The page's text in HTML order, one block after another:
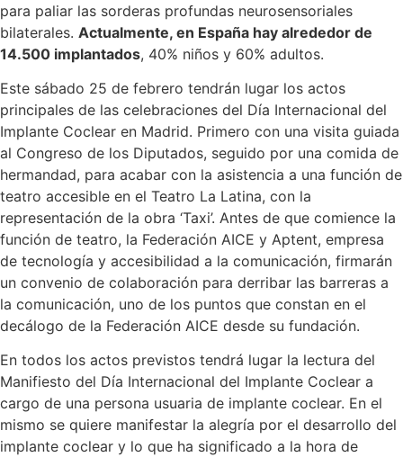
para paliar las sorderas profundas neurosensoriales
bilaterales. Actualmente, en España hay alrededor de
14.500 implantados, 40% niños y 60% adultos.
Este sábado 25 de febrero tendrán lugar los actos
principales de las celebraciones del Día Internacional del
Implante Coclear en Madrid. Primero con una visita guiada
al Congreso de los Diputados, seguido por una comida de
hermandad, para acabar con la asistencia a una función de
teatro accesible en el Teatro La Latina, con la
representación de la obra ‘Taxi’. Antes de que comience la
función de teatro, la Federación AICE y Aptent, empresa
de tecnología y accesibilidad a la comunicación, firmarán
un convenio de colaboración para derribar las barreras a
la comunicación, uno de los puntos que constan en el
decálogo de la Federación AICE desde su fundación.
En todos los actos previstos tendrá lugar la lectura del
Manifiesto del Día Internacional del Implante Coclear a
cargo de una persona usuaria de implante coclear. En el
mismo se quiere manifestar la alegría por el desarrollo del
implante coclear y lo que ha significado a la hora de